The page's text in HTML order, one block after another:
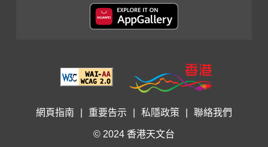
網頁指南 重要告示 私隱政策 聯絡我們
© 2024 香港天文台